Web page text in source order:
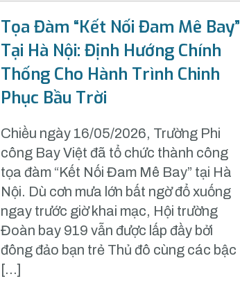
Tọa Đàm “Kết Nối Đam Mê Bay”
Tại Hà Nội: Định Hướng Chính
Thống Cho Hành Trình Chinh
Phục Bầu Trời
Chiều ngày 16/05/2026, Trường Phi
công Bay Việt đã tổ chức thành công
tọa đàm “Kết Nối Đam Mê Bay” tại Hà
Nội. Dù cơn mưa lớn bất ngờ đổ xuống
ngay trước giờ khai mạc, Hội trường
Đoàn bay 919 vẫn được lấp đầy bởi
đông đảo bạn trẻ Thủ đô cùng các bậc
[…]